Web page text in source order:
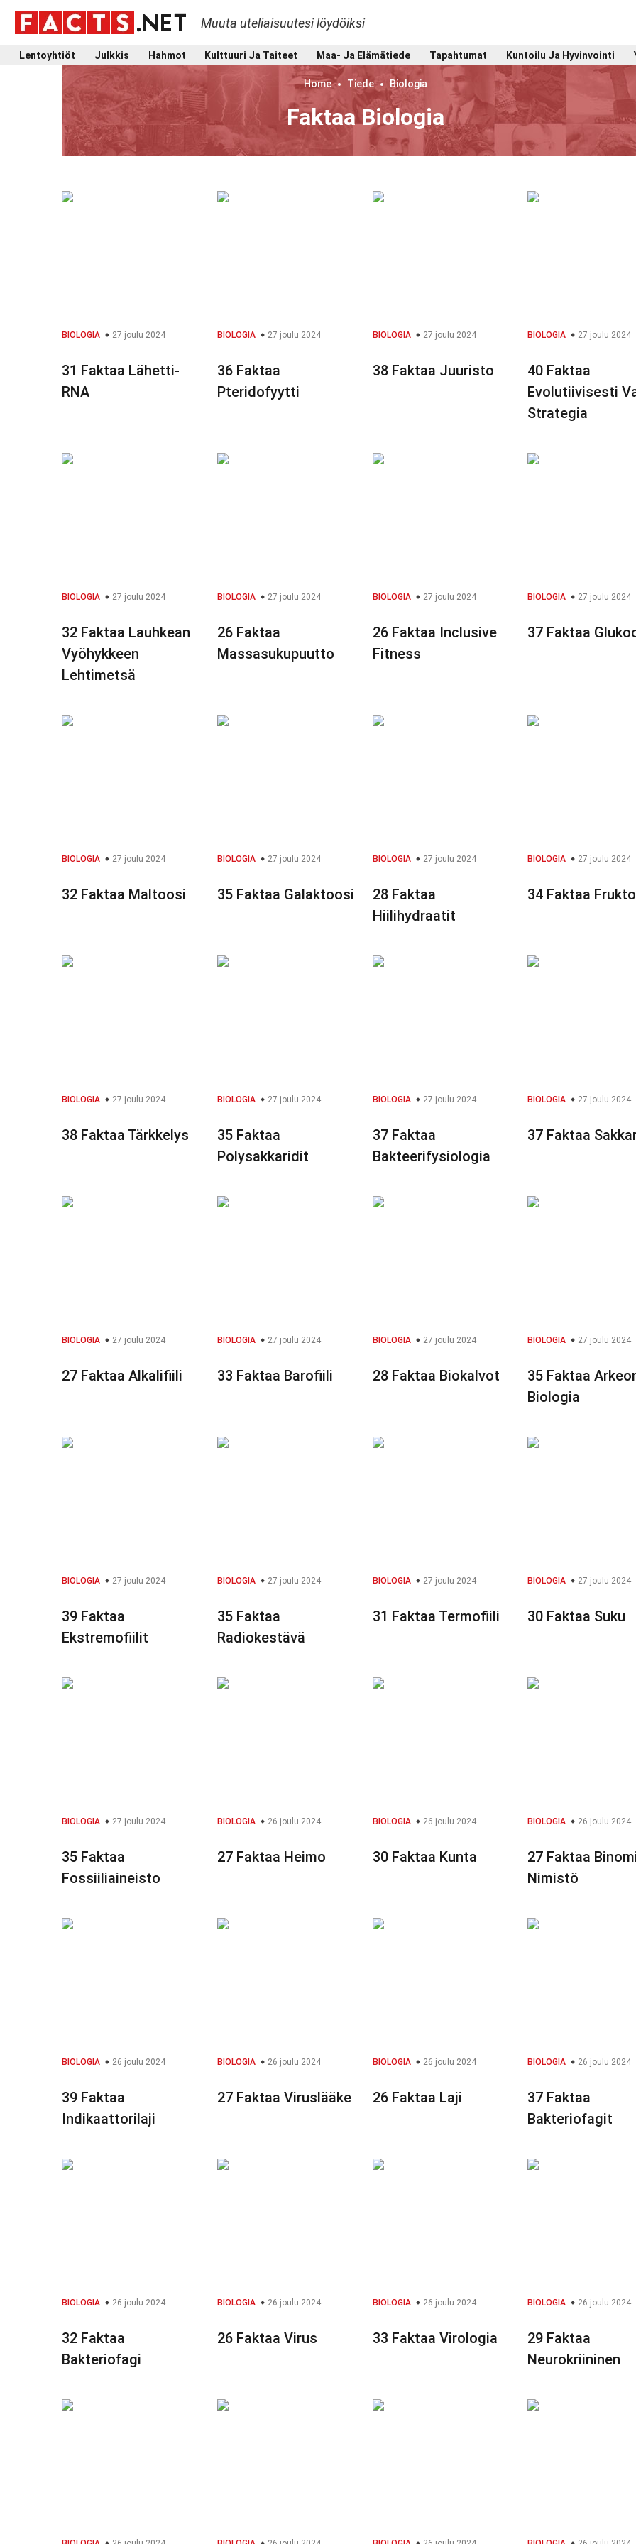
Muuta uteliaisuutesi löydöiksi
Lentoyhtiöt Julkkis Hahmot Kulttuuri Ja Taiteet Maa- Ja Elämätiede Tapahtumat Kuntoilu Ja Hyvinvointi
Home Tiede Biologia
Faktaa Biologia
BIOLOGIA 27 joulu 2024
31 Faktaa Lähetti-
RNA
BIOLOGIA 27 joulu 2024
36 Faktaa
Pteridofyytti
BIOLOGIA 27 joulu 2024
38 Faktaa Juuristo
BIOLOGIA 27 joulu 2024
40 Faktaa
Evolutiivisesti
Strategia
BIOLOGIA 27 joulu 2024
32 Faktaa Lauhkean
Vyöhykkeen
Lehtimetsä
BIOLOGIA 27 joulu 2024
26 Faktaa
Massasukupuutto
BIOLOGIA 27 joulu 2024
26 Faktaa Inclusive
Fitness
BIOLOGIA 27 joulu 2024
37 Faktaa
BIOLOGIA 27 joulu 2024
32 Faktaa Maltoosi
BIOLOGIA 27 joulu 2024
35 Faktaa Galaktoosi
BIOLOGIA 27 joulu 2024
28 Faktaa
Hiilihydraatit
BIOLOGIA 27 joulu 2024
34 Faktaa
BIOLOGIA 27 joulu 2024
38 Faktaa Tärkkelys
BIOLOGIA 27 joulu 2024
35 Faktaa
Polysakkaridit
BIOLOGIA 27 joulu 2024
37 Faktaa
Bakteerifysiologia
BIOLOGIA 27 joulu 2024
37 Faktaa
BIOLOGIA 27 joulu 2024
27 Faktaa Alkalifiili
BIOLOGIA 27 joulu 2024
33 Faktaa Barofiili
BIOLOGIA 27 joulu 2024
28 Faktaa Biokalvot
BIOLOGIA 27 joulu 2024
35 Faktaa
Biologia
BIOLOGIA 27 joulu 2024
39 Faktaa
Ekstremofiilit
BIOLOGIA 27 joulu 2024
35 Faktaa
Radiokestävä
BIOLOGIA 27 joulu 2024
31 Faktaa Termofiili
BIOLOGIA 27 joulu 2024
30 Faktaa Suku
BIOLOGIA 27 joulu 2024
35 Faktaa
Fossiiliaineisto
BIOLOGIA 26 joulu 2024
27 Faktaa Heimo
BIOLOGIA 26 joulu 2024
30 Faktaa Kunta
BIOLOGIA 26 joulu 2024
27 Faktaa
Nimistö
BIOLOGIA 26 joulu 2024
39 Faktaa
Indikaattorilaji
BIOLOGIA 26 joulu 2024
27 Faktaa Viruslääke
BIOLOGIA 26 joulu 2024
26 Faktaa Laji
BIOLOGIA 26 joulu 2024
37 Faktaa
Bakteriofagit
BIOLOGIA 26 joulu 2024
32 Faktaa
Bakteriofagi
BIOLOGIA 26 joulu 2024
26 Faktaa Virus
BIOLOGIA 26 joulu 2024
33 Faktaa Virologia
BIOLOGIA 26 joulu 2024
29 Faktaa
Neurokriininen